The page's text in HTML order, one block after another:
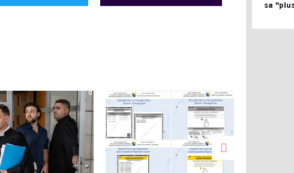
0 0
sa